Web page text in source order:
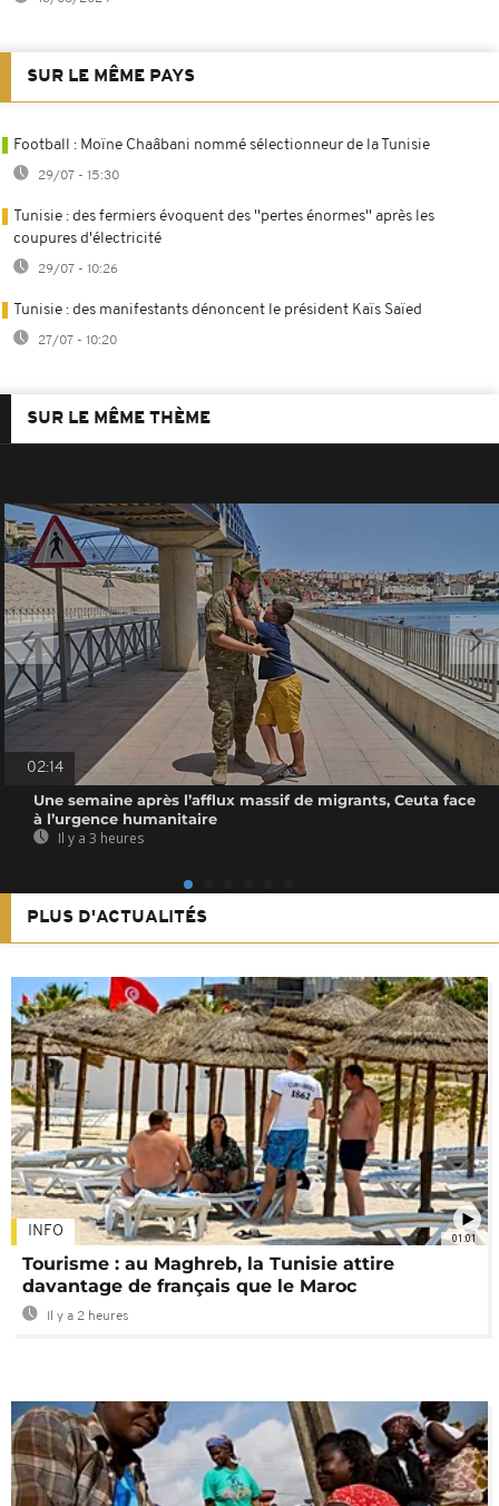
SUR LE MÊME PAYS
Football : Moïne Chaâbani nommé sélectionneur de la Tunisie
29/07 - 15:30
Tunisie : des fermiers évoquent des ''pertes énormes'' après les
coupures d'électricité
29/07 - 10:26
Tunisie : des manifestants dénoncent le président Kaïs Saïed
27/07 - 10:20
SUR LE MÊME THÈME
02:14
Une semaine après l’afflux massif de migrants, Ceuta face
à l’urgence humanitaire
Il y a 3 heures
PLUS D'ACTUALITÉS
01:01
INFO
Tourisme : au Maghreb, la Tunisie attire
davantage de français que le Maroc
Il y a 2 heures